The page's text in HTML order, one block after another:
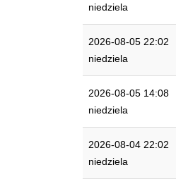
niedziela
2026-08-05 22:02
niedziela
2026-08-05 14:08
niedziela
2026-08-04 22:02
niedziela